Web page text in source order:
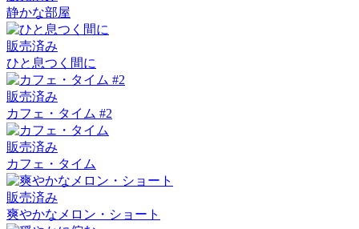
静かな部屋
販売済み
ひと息つく間に
販売済み
カフェ・タイム #2
販売済み
カフェ・タイム
販売済み
爽やかなメロン・ショート